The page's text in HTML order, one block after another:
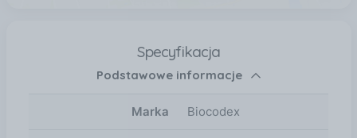
Specyfikacja
Podstawowe informacje
Marka Biocodex